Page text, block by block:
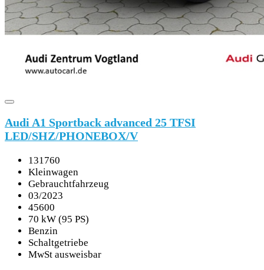
Audi A1 Sportback advanced 25 TFSI
LED/SHZ/PHONEBOX/V
131760
Kleinwagen
Gebrauchtfahrzeug
03/2023
45600
70 kW (95 PS)
Benzin
Schaltgetriebe
MwSt ausweisbar